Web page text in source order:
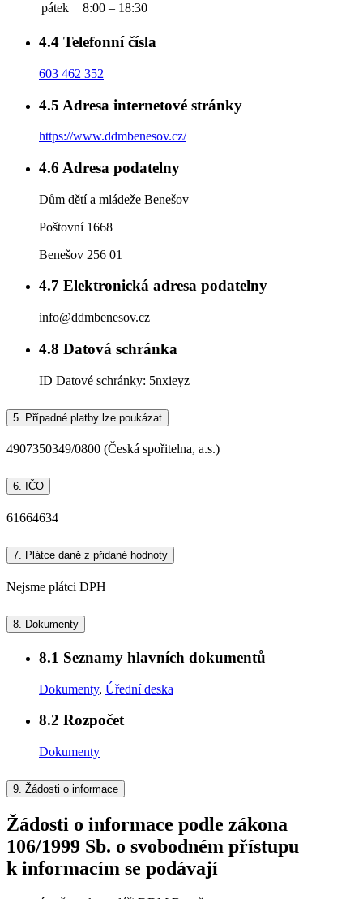
pátek
8:00 – 18:30
4.4 Telefonní čísla
603 462 352
4.5 Adresa internetové stránky
https://www.ddmbenesov.cz/
4.6 Adresa podatelny
Dům dětí a mládeže Benešov
Poštovní 1668
Benešov 256 01
4.7 Elektronická adresa podatelny
info@ddmbenesov.cz
4.8 Datová schránka
ID Datové schránky: 5nxieyz
5. Případné platby lze poukázat
4907350349/0800 (Česká spořitelna, a.s.)
6. IČO
61664634
7. Plátce daně z přidané hodnoty
Nejsme plátci DPH
8. Dokumenty
8.1 Seznamy hlavních dokumentů
Dokumenty, Úřední deska
8.2 Rozpočet
Dokumenty
9. Žádosti o informace
Žádosti o informace podle zákona
106/1999 Sb. o svobodném přístupu
k informacím se podávají